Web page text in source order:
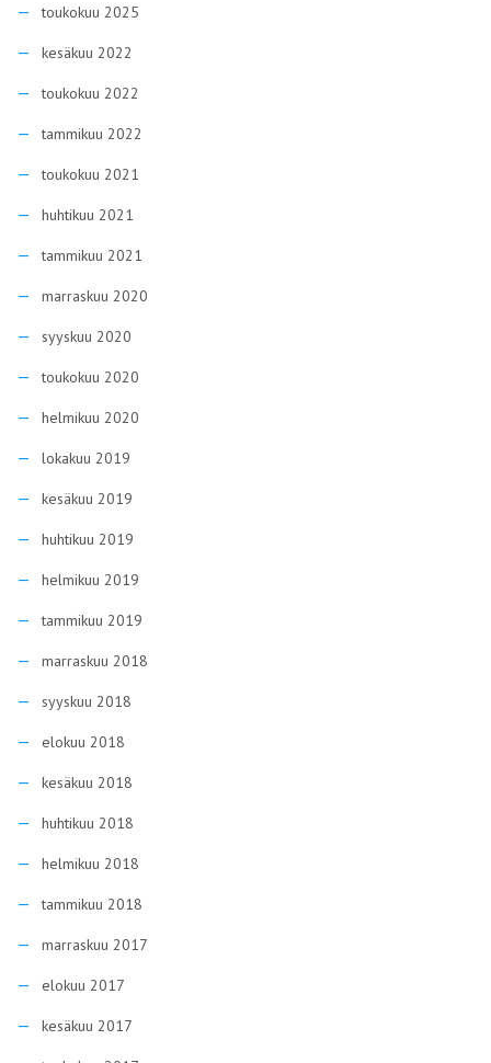
toukokuu 2025
kesäkuu 2022
toukokuu 2022
tammikuu 2022
toukokuu 2021
huhtikuu 2021
tammikuu 2021
marraskuu 2020
syyskuu 2020
toukokuu 2020
helmikuu 2020
lokakuu 2019
kesäkuu 2019
huhtikuu 2019
helmikuu 2019
tammikuu 2019
marraskuu 2018
syyskuu 2018
elokuu 2018
kesäkuu 2018
huhtikuu 2018
helmikuu 2018
tammikuu 2018
marraskuu 2017
elokuu 2017
kesäkuu 2017